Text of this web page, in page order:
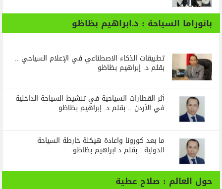
بانوراما السياحة : د.ابراهيم بظاظو
تطبيقات الذكاء الاصطناعي في الإعلام السياحي ..
بقلم د. إبراهيم بظاظو
أثر القطارات السياحية في تنشيط السياحة الداخلية
في الأردن .. بقلم د. إبراهيم بظاظو
ما بعد كورونا واعادة هيكلة خارطة السياحة
الدولية…بقلم د.ابراهيم بظاظو
حول العالم : صلاح عطية